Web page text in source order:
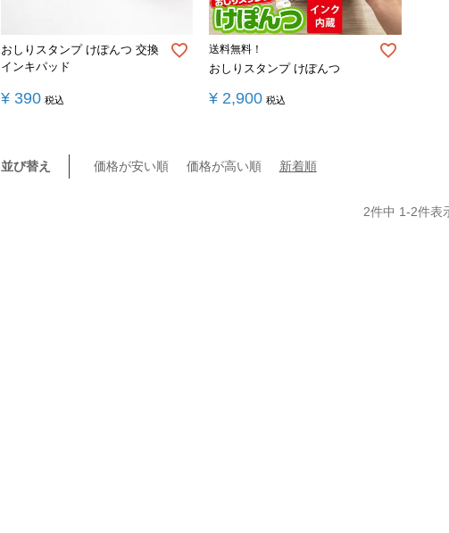
おしりスタンプ けぽんつ 交換
インキパッド
¥ 390 税込
送料無料！
おしりスタンプ けぽんつ
¥ 2,900 税込
並び替え 価格が安い順 価格が高い順 新着順
2件中 1-2件表